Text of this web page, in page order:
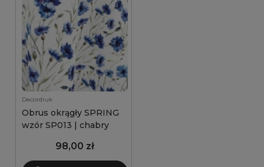
Decordruk
Obrus okrągły SPRING
wzór SP013 | chabry
98,00 zł